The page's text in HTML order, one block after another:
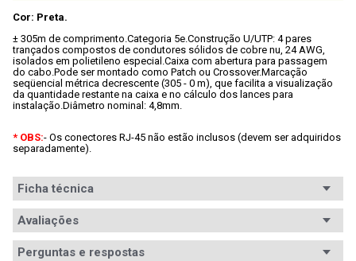
Cor: Preta.
± 305m de comprimento.Categoria 5e.Construção U/UTP: 4 pares
trançados compostos de condutores sólidos de cobre nu, 24 AWG,
isolados em polietileno especial.Caixa com abertura para passagem
do cabo.Pode ser montado como Patch ou Crossover.Marcação
seqüencial métrica decrescente (305 - 0 m), que facilita a visualização
da quantidade restante na caixa e no cálculo dos lances para
instalação.Diâmetro nominal: 4,8mm.
* OBS:- Os conectores RJ-45 não estão inclusos (devem ser adquiridos
separadamente).
Ficha técnica
Avaliações
Perguntas e respostas